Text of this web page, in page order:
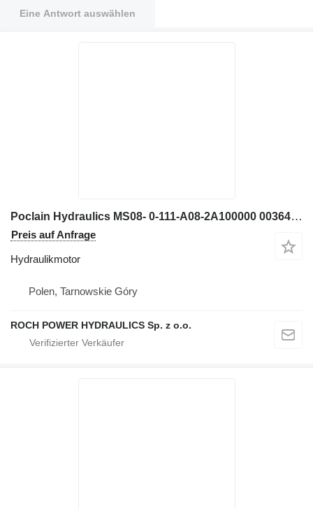
Eine Antwort auswählen
Poclain Hydraulics MS08- 0-111-A08-2A100000 003643790H Hydraulikmotor für Bagger
Preis auf Anfrage
Hydraulikmotor
Polen, Tarnowskie Góry
ROCH POWER HYDRAULICS Sp. z o.o.